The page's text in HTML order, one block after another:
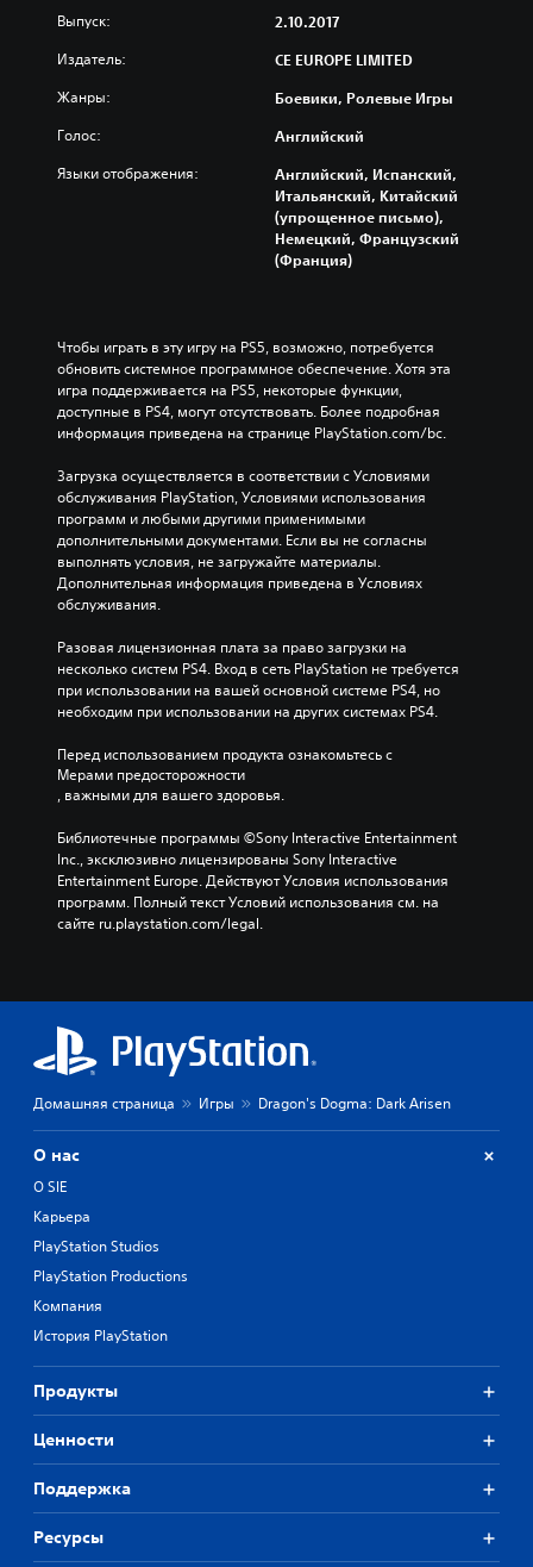
Выпуск: 2.10.2017
Издатель: CE EUROPE LIMITED
Жанры: Боевики, Ролевые Игры
Голос: Английский
Языки отображения:
Английский, Испанский,
Итальянский, Китайский
(упрощенное письмо),
Немецкий, Французский
(Франция)
Чтобы играть в эту игру на PS5, возможно, потребуется
обновить системное программное обеспечение. Хотя эта
игра поддерживается на PS5, некоторые функции,
доступные в PS4, могут отсутствовать. Более подробная
информация приведена на странице PlayStation.com/bc.
Загрузка осуществляется в соответствии с Условиями
обслуживания PlayStation, Условиями использования
программ и любыми другими применимыми
дополнительными документами. Если вы не согласны
выполнять условия, не загружайте материалы.
Дополнительная информация приведена в Условиях
обслуживания.
Разовая лицензионная плата за право загрузки на
несколько систем PS4. Вход в сеть PlayStation не требуется
при использовании на вашей основной системе PS4, но
необходим при использовании на других системах PS4.
Перед использованием продукта ознакомьтесь с
Мерами предосторожности
, важными для вашего здоровья.
Библиотечные программы ©Sony Interactive Entertainment
Inc., эксклюзивно лицензированы Sony Interactive
Entertainment Europe. Действуют Условия использования
программ. Полный текст Условий использования см. на
сайте ru.playstation.com/legal.
Домашняя страница Игры Dragon's Dogma: Dark Arisen
О нас
О SIE
Карьера
PlayStation Studios
PlayStation Productions
Компания
История PlayStation
Продукты
Ценности
Поддержка
Ресурсы